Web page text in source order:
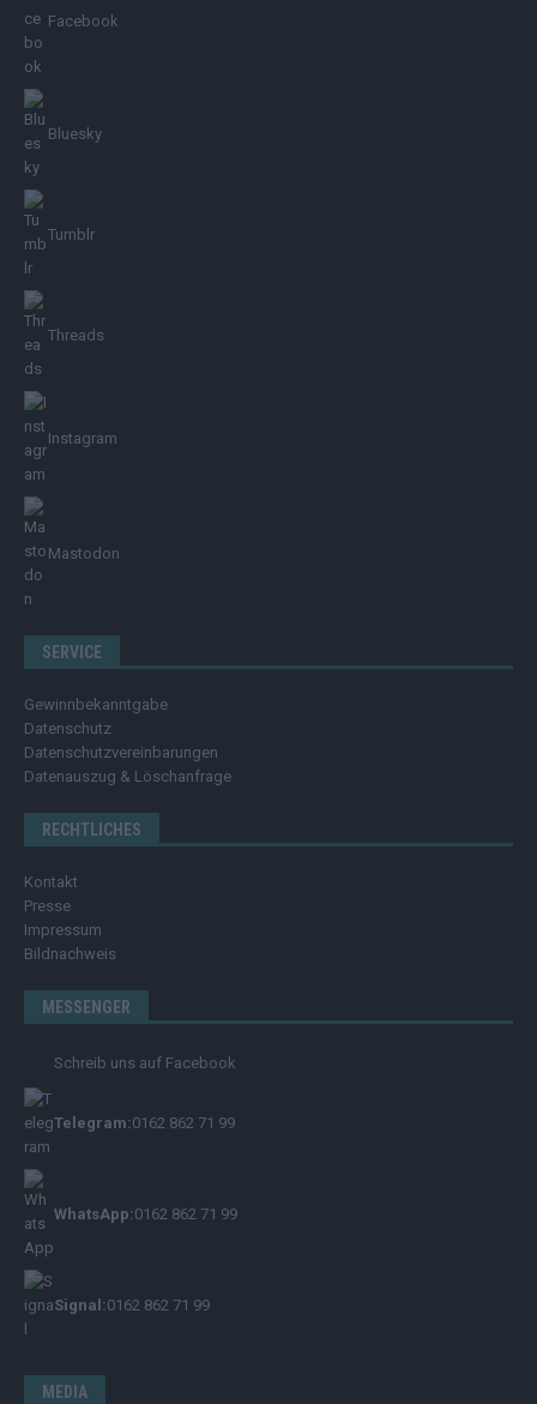
Facebook
Bluesky
Tumblr
Threads
Instagram
Mastodon
SERVICE
Gewinnbekanntgabe
Datenschutz
Datenschutzvereinbarungen
Datenauszug & Löschanfrage
RECHTLICHES
Kontakt
Presse
Impressum
Bildnachweis
MESSENGER
Schreib uns auf Facebook
Telegram:0162 862 71 99
WhatsApp:0162 862 71 99
Signal:0162 862 71 99
MEDIA